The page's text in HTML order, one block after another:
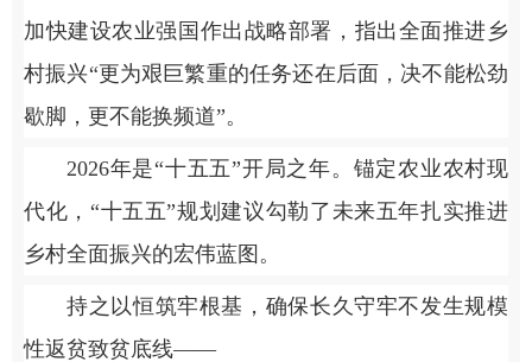
加快建设农业强国作出战略部署，指出全面推进乡
村振兴“更为艰巨繁重的任务还在后面，决不能松劲
歇脚，更不能换频道”。
2026年是“十五五”开局之年。锚定农业农村现
代化，“十五五”规划建议勾勒了未来五年扎实推进
乡村全面振兴的宏伟蓝图。
持之以恒筑牢根基，确保长久守牢不发生规模
性返贫致贫底线——